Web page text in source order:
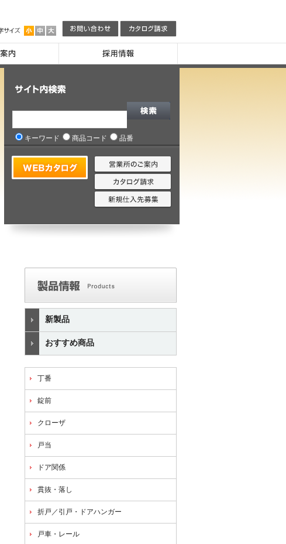
キーワード 商品コード 品番
新製品
おすすめ商品
丁番
錠前
クローザ
戸当
ドア関係
貫抜・落し
折戸／引戸・ドアハンガー
戸車・レール